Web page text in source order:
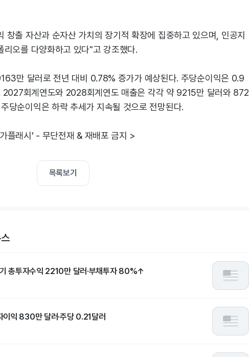
창출 자산과 순자산 가치의 장기적 확장에 집중하고 있으며, 인공지
오를 다양화하고 있다"고 강조했다.
만 달러로 전년 대비 0.78% 증가가 예상된다. 주당순이익은 0.9
회계연도와 2028회계연도 매출은 각각 약 9215만 달러와 872
당순이익은 하락 추세가 지속될 것으로 전망된다.
플래시’ - 무단전재 & 재배포 금지 >
목록보기
총투자수익 2210만 달러·부채투자 80%↑
이익 830만 달러·주당 0.21달러